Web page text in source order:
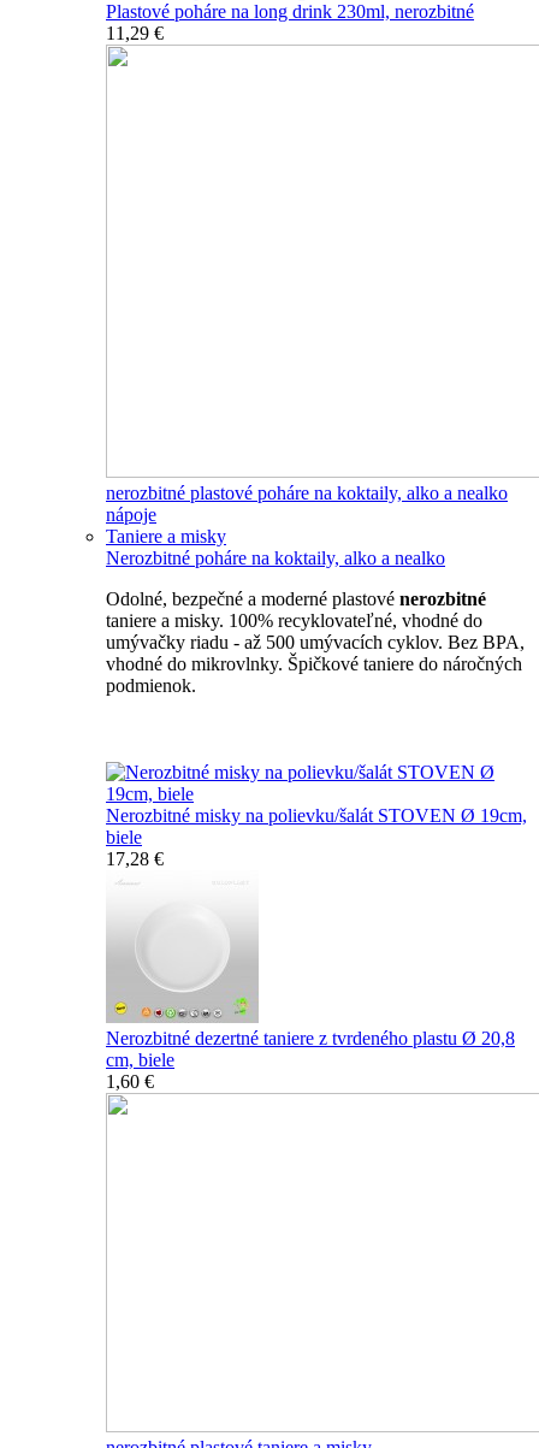
Plastové poháre na long drink 230ml, nerozbitné
11,29 €
nerozbitné plastové poháre na koktaily, alko a nealko
nápoje
Taniere a misky
Nerozbitné poháre na koktaily, alko a nealko
Odolné, bezpečné a moderné plastové nerozbitné
taniere a misky. 100% recyklovateľné, vhodné do
umývačky riadu - až 500 umývacích cyklov. Bez BPA,
vhodné do mikrovlnky. Špičkové taniere do náročných
podmienok.
Nerozbitné misky na polievku/šalát STOVEN Ø 19cm,
biele
17,28 €
Nerozbitné dezertné taniere z tvrdeného plastu Ø 20,8
cm, biele
1,60 €